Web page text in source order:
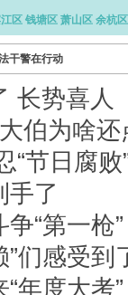
区 钱塘区 萧山区 余杭区
干警在行动
长势喜人
伯为啥
“节日腐败
手了
“第一枪”
”们感受到
年度大考”